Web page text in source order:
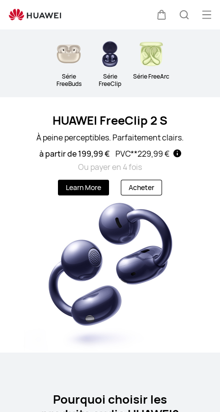
Série
FreeBuds
Série
FreeClip
Série FreeArc
HUAWEI FreeClip 2 S
À peine perceptibles. Parfaitement clairs.
à partir de 199,99 € PVC**229,99 €
Ou payer en 4 fois
Learn More Acheter
Pourquoi choisir les